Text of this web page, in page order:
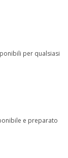
per qualsiasi
e preparato